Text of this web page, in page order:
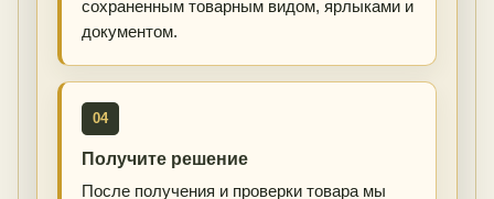
сохраненным товарным видом, ярлыками и
документом.
04
Получите решение
После получения и проверки товара мы